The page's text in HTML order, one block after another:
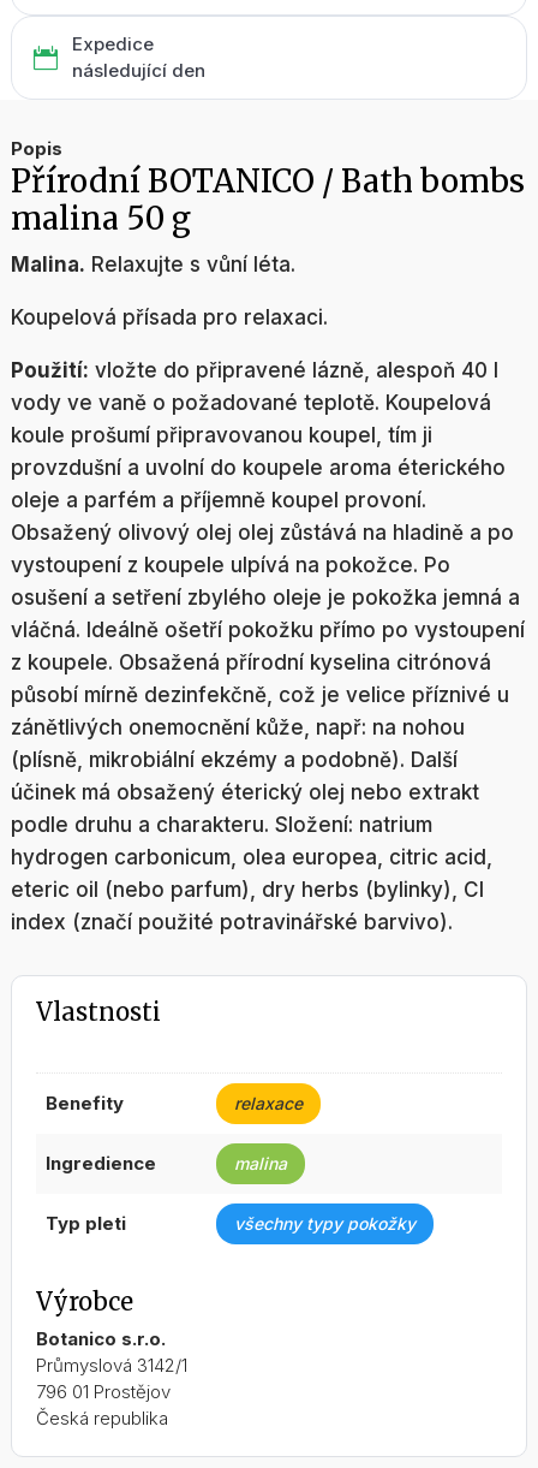

Expedice
následující den
Popis
Přírodní BOTANICO / Bath bombs
malina 50 g
Malina. Relaxujte s vůní léta.
Koupelová přísada pro relaxaci.
Použití: vložte do připravené lázně, alespoň 40 l
vody ve vaně o požadované teplotě. Koupelová
koule prošumí připravovanou koupel, tím ji
provzdušní a uvolní do koupele aroma éterického
oleje a parfém a příjemně koupel provoní.
Obsažený olivový olej olej zůstává na hladině a po
vystoupení z koupele ulpívá na pokožce. Po
osušení a setření zbylého oleje je pokožka jemná a
vláčná. Ideálně ošetří pokožku přímo po vystoupení
z koupele. Obsažená přírodní kyselina citrónová
působí mírně dezinfekčně, což je velice příznivé u
zánětlivých onemocnění kůže, např: na nohou
(plísně, mikrobiální ekzémy a podobně). Další
účinek má obsažený éterický olej nebo extrakt
podle druhu a charakteru. Složení: natrium
hydrogen carbonicum, olea europea, citric acid,
eteric oil (nebo parfum), dry herbs (bylinky), CI
index (značí použité potravinářské barvivo).
Vlastnosti
benefity relaxace
ingredience malina
typ pleti všechny typy pokožky
Výrobce
Botanico s.r.o.
Průmyslová 3142/1
796 01 Prostějov
Česká republika